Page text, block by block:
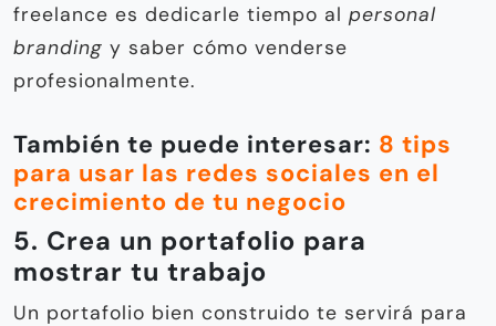
freelance es dedicarle tiempo al personal
branding y saber cómo venderse
profesionalmente.
También te puede interesar: 8 tips
para usar las redes sociales en el
crecimiento de tu negocio
5. Crea un portafolio para
mostrar tu trabajo
Un portafolio bien construido te servirá para